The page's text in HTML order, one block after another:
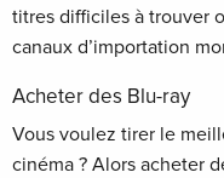
titres difficiles à trouver
canaux d’importation
Acheter des Blu-ray
Vous voulez tirer le
cinéma ? Alors acheter